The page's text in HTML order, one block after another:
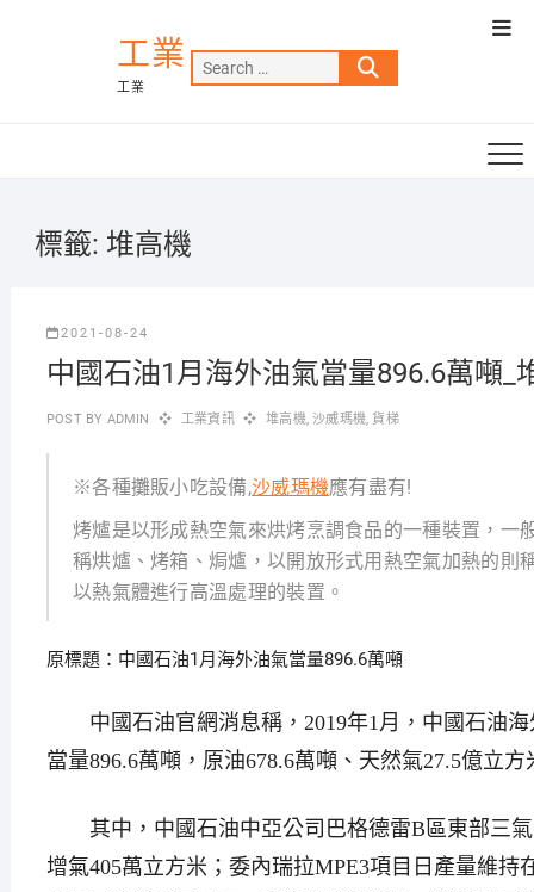
工業
工業
Search
…
標籤: 堆高機
2021-08-24
中國石油1月海外油氣當量896.6萬噸_
POST BY ADMIN 工業資訊 堆高機,沙威瑪機,貨梯
※各種攤販小吃設備,沙威瑪機應有盡有!
烤爐是以形成熱空氣來烘烤烹調食品的一種裝置，一
稱烘爐、烤箱、焗爐，以開放形式用熱空氣加熱的則
以熱氣體進行高溫處理的裝置。
原標題：中國石油1月海外油氣當量896.6萬噸
中國石油官網消息稱，2019年1月，中國石油海
當量896.6萬噸，原油678.6萬噸、天然氣27.5億立
其中，中國石油中亞公司巴格德雷B區東部三氣
增氣405萬立方米；委內瑞拉MPE3項目日產量維持